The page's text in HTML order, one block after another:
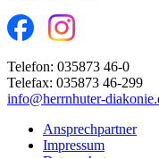
Telefon: 035873 46-0
Telefax: 035873 46-299
info@herrnhuter-
Ansprechpartner
Impressum